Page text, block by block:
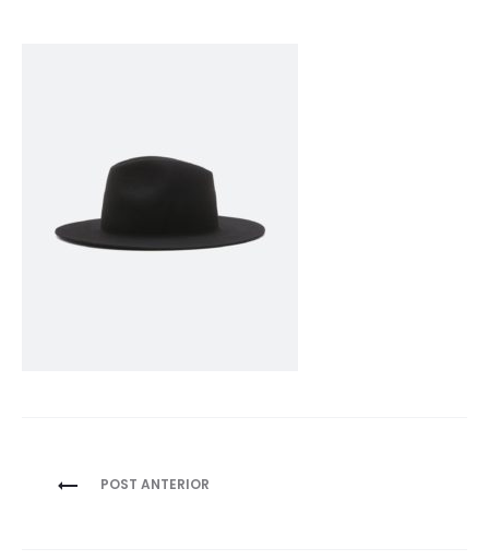
Navegación
POST ANTERIOR